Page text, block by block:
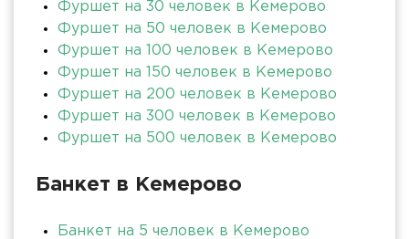
Фуршет на 30 человек в Кемерово
Фуршет на 50 человек в Кемерово
Фуршет на 100 человек в Кемерово
Фуршет на 150 человек в Кемерово
Фуршет на 200 человек в Кемерово
Фуршет на 300 человек в Кемерово
Фуршет на 500 человек в Кемерово
Банкет в Кемерово
Банкет на 5 человек в Кемерово